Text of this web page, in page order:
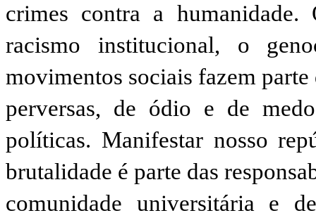
crimes contra a humanidade.
racismo institucional, o
movimentos sociais fazem parte
perversas, de ódio e de
políticas. Manifestar nosso
brutalidade é parte das
comunidade universitária e